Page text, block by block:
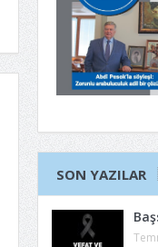
SON YAZILAR